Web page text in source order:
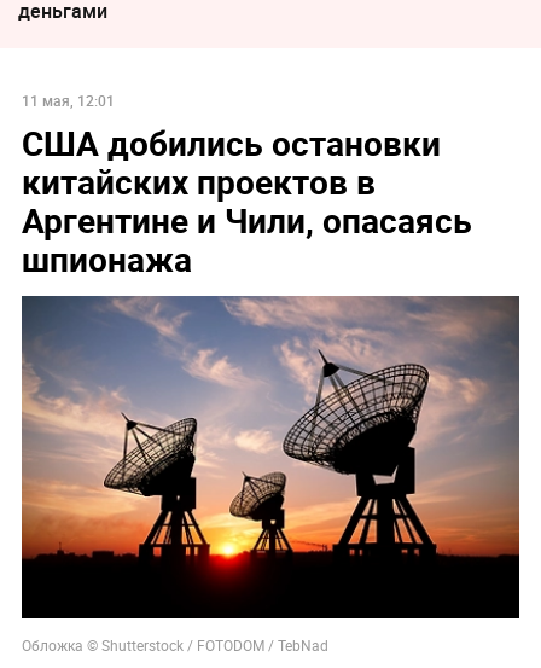
деньгами
11 мая, 12:01
США добились остановки
китайских проектов в
Аргентине и Чили, опасаясь
шпионажа
Обложка © Shutterstock / FOTODOM / TebNad